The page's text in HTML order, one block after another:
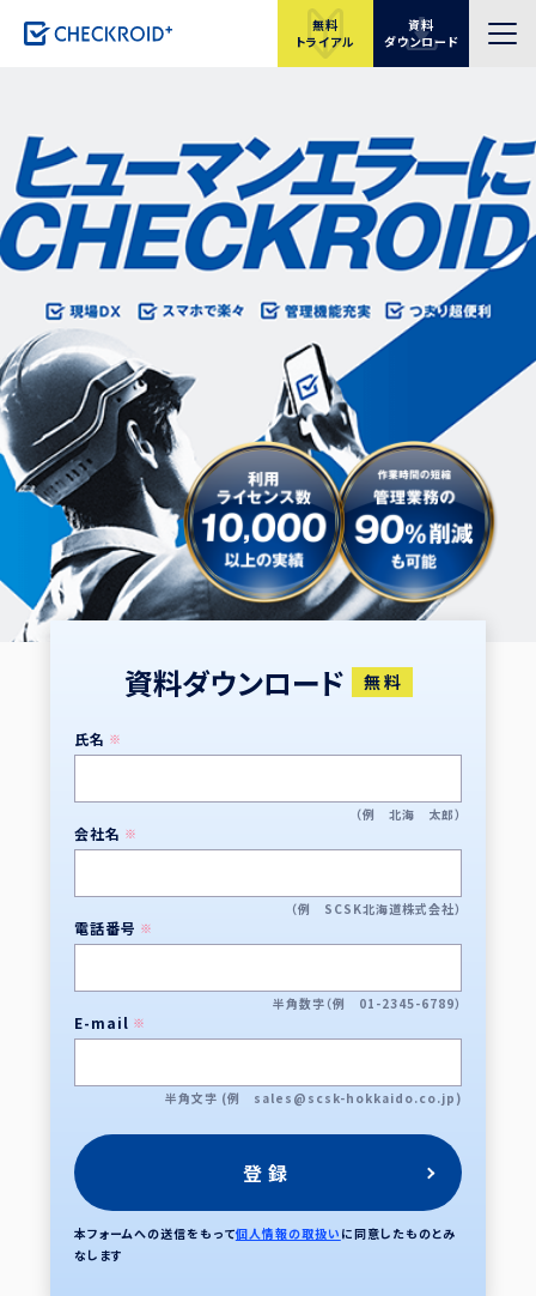
無料
トライアル
資料
ダウンロード
資料ダウンロード 無 料
氏名 ※
（例 北海 太郎）
会社名 ※
（例 SCSK北海道株式会社）
電話番号 ※
半角数字（例 01-2345-6789）
E-mail ※
半角文字 (例 sales@scsk-hokkaido.co.jp)
本フォームへの送信をもって個人情報の取扱い に同意したものとみ
なします